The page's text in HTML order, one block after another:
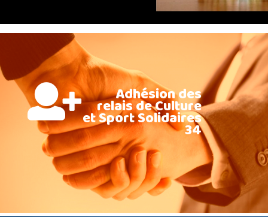
Adhésion des
relais de Culture
et Sport Solidaires
34